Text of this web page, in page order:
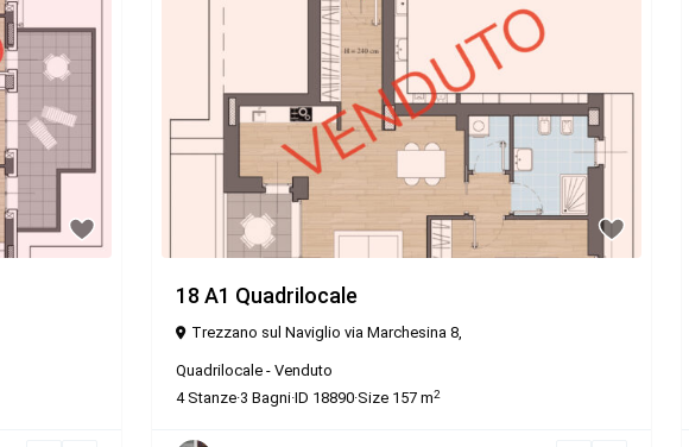
18 A1 Quadrilocale
Trezzano sul Naviglio via Marchesina 8,
Quadrilocale - Venduto
4Stanze·3 Bagni·ID 18890·Size 157 m2